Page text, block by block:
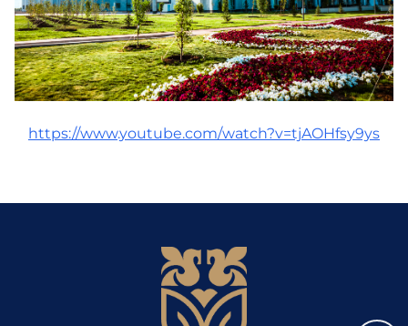
Адалдық алаңы
Бірыңғай сөздік
https://www.youtube.com/watch?v=tjAOHfsy9ys